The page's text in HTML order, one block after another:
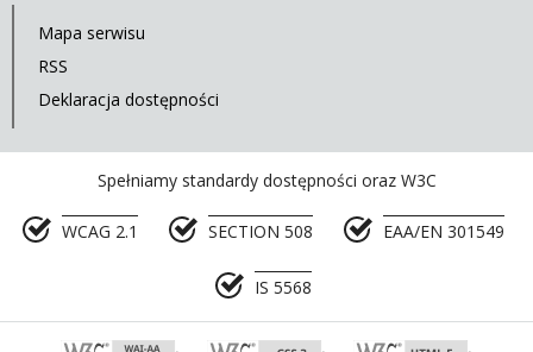
Mapa serwisu
RSS
Deklaracja dostępności
Spełniamy standardy dostępności oraz W3C
WCAG 2.1 SECTION 508 EAA/EN 301549
IS 5568